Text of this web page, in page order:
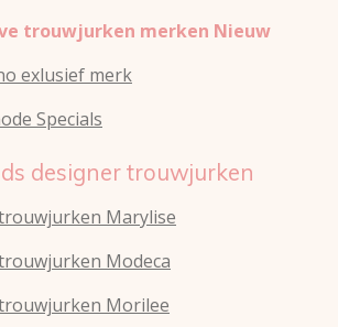
trouwjurken merken Nieuw
exlusief merk
Specials
designer trouwjurken
Marylise
Modeca
Morilee